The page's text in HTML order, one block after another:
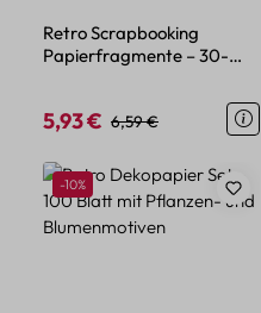
Retro Scrapbooking
Papierfragmente – 30-
Verkaufspreis:
5,93 € Regulärer Preis:
6,59 €
Rabatt
-10%